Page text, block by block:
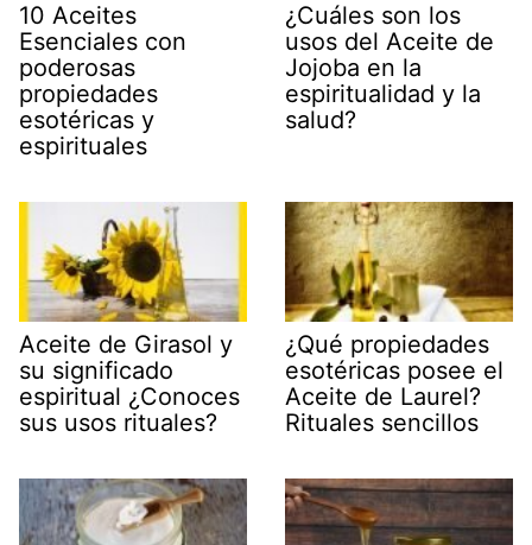
10 Aceites
Esenciales con
poderosas
propiedades
esotéricas y
espirituales
¿Cuáles son los
usos del Aceite de
Jojoba en la
espiritualidad y la
salud?
Aceite de Girasol y
su significado
espiritual ¿Conoces
sus usos rituales?
¿Qué propiedades
esotéricas posee el
Aceite de Laurel?
Rituales sencillos